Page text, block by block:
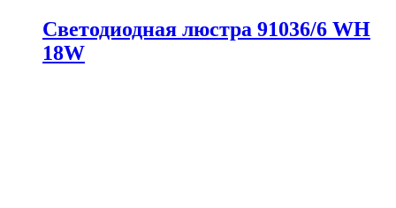
Светодиодная люстра 91036/6 WH
18W